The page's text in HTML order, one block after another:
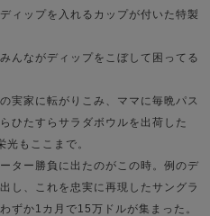
ィップを入れるカップが付いた特製
んながディップをこぼして困ってる
実家に転がりこみ、ママに毎晩パス
ひたすらサラダボウルを出荷した
もここまで。
ター勝負に出たのがこの時。例のデ
し、これを忠実に再現したサングラ
ずか1カ月で15万ドルが集まった。